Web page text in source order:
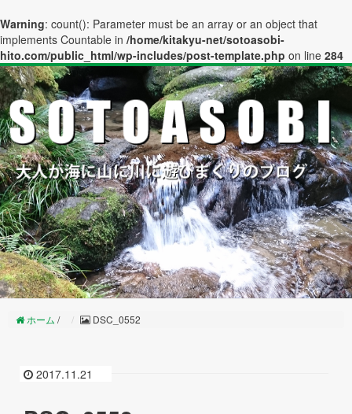
Warning: count(): Parameter must be an array or an object that
implements Countable in /home/kitakyu-net/sotoasobi-
hito.com/public_html/wp-includes/post-template.php on line 284
ホーム / DSC_0552
2017.11.21